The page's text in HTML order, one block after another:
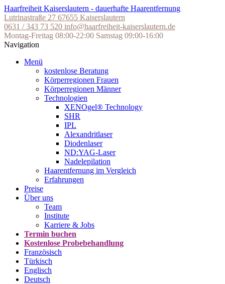
Skip
to
the
content
Haarfreiheit Kaiserslautern - dauerhafte Haarentfernung
Lutrinastraße 27 67655 Kaiserslautern
0631 / 343 73 520 info@haarfreiheit-kaiserslautern.de
Montag-Freitag 08:00-22:00 Samstag 09:00-16:00
Navigation
Menü
kostenlose Beratung
Körperregionen Frauen
Körperregionen Männer
Technologien
XENOgel® Technology
SHR
IPL
Alexandritlaser
Diodenlaser
ND:YAG-Laser
Nadelepilation
Haarentfernung im Vergleich
Erfahrungen
Preise
Über uns
Team
Institute
Karriere & Jobs
Termin buchen
Kostenlose Probebehandlung
Französisch
Türkisch
Englisch
Deutsch